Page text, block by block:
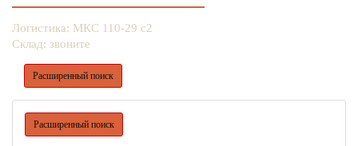
Логистика: МКС 110-29 с2
Склад: звоните
Расширенный поиск
Расширенный поиск